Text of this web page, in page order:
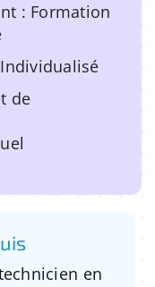
: Formation
de
en